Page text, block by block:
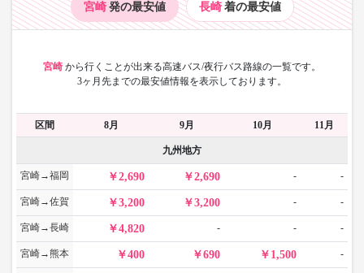
宮崎 発の最安値 長崎 着の最安値
宮崎 から行くことが出来る高速バス/夜行バス路線の一覧です。
3ヶ月先までの最安値情報を表示しております。
区間 8月 9月 10月 11月
九州地方
宮崎→福岡 2,690 2,690 - -
宮崎→佐賀 3,200 3,200 - -
宮崎→長崎 4,820 - - -
宮崎→熊本 400 690 1,500 -